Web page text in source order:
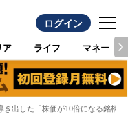
ログイン
ア ライフ マネー
き出した「株価が10倍になる銘